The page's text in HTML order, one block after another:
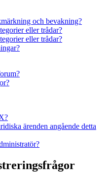
och bevakning?
eller trådar?
eller trådar?
ärenden angående detta